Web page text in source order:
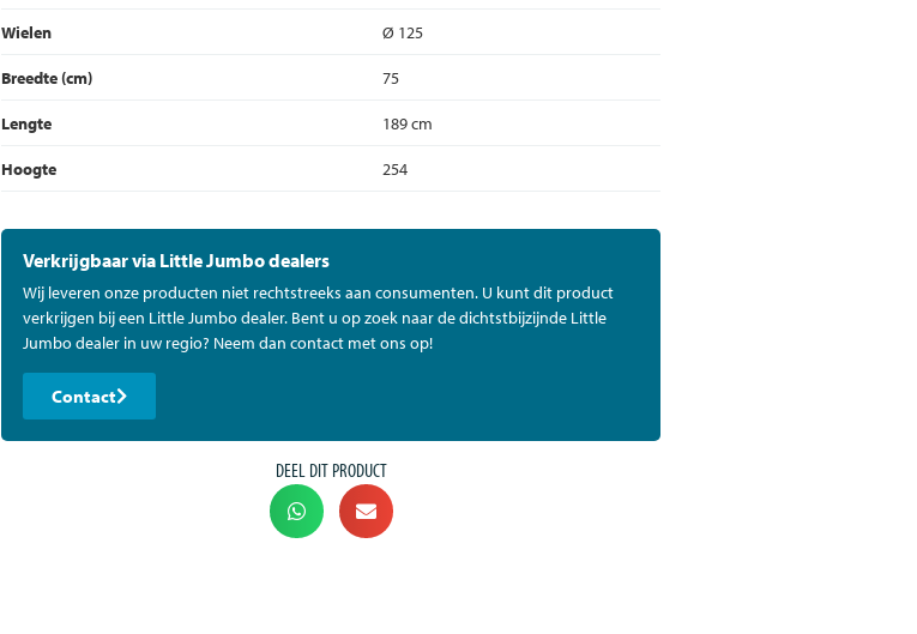
Wielen
Ø 125
Breedte (cm)
75
Lengte
189 cm
Hoogte
254
Verkrijgbaar via Little Jumbo dealers
Wij leveren onze producten niet rechtstreeks aan consumenten. U kunt dit product
verkrijgen bij een Little Jumbo dealer. Bent u op zoek naar de dichtstbijzijnde Little
Jumbo dealer in uw regio? Neem dan contact met ons op!
Contact
DEEL DIT PRODUCT